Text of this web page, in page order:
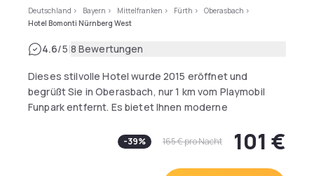
Deutschland > Bayern > Mittelfranken > Fürth > Oberasbach >
Hotel Bomonti Nürnberg West
4.6/5|8 Bewertungen
Dieses stilvolle Hotel wurde 2015 eröffnet und
begrüßt Sie in Oberasbach, nur 1 km vom Playmobil
Funpark entfernt. Es bietet Ihnen moderne
Parkplätzen an der Unterkunft.
Das hotel bomonti umfasst helle und geräumige
-39% 165 €pro Nacht 101 €